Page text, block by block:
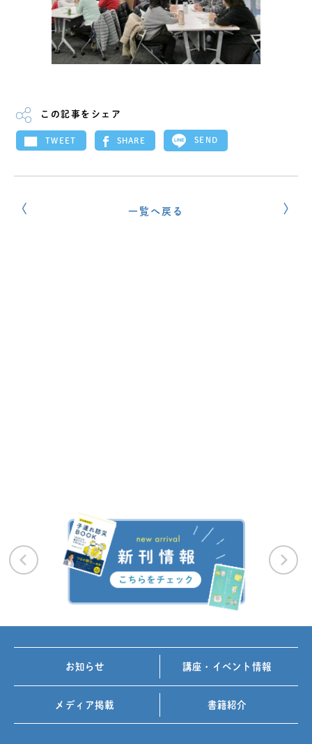
この記事をシェア
TWEET SHARE SEND
一覧へ戻る
お知らせ 講座・イベント情報
メディア掲載 書籍紹介